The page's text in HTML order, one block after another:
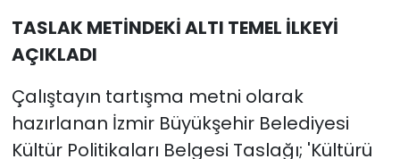
TASLAK METİNDEKİ ALTI TEMEL İLKEYİ
AÇIKLADI
Çalıştayın tartışma metni olarak
hazırlanan İzmir Büyükşehir Belediyesi
Kültür Politikaları Belgesi Taslağı; 'Kültürü